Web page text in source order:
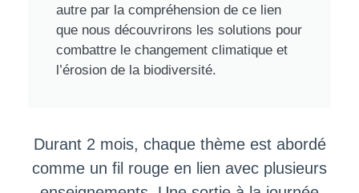
autre par la compréhension de ce lien
que nous découvrirons les solutions pour
combattre le changement climatique et
l’érosion de la biodiversité.
Durant 2 mois, chaque thème est abordé
comme un fil rouge en lien avec plusieurs